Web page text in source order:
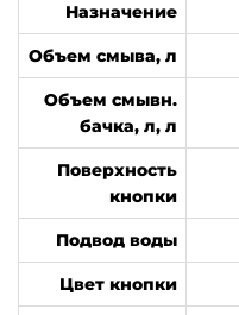
Назначение
Объем смыва, л
Объем смывн.
бачка, л, л
Поверхность
кнопки
Подвод воды
Цвет кнопки